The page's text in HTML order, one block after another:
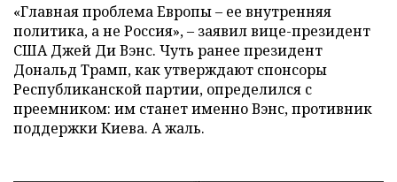
«Главная проблема Европы – ее внутренняя
политика, а не Россия», – заявил вице-президент
США Джей Ди Вэнс. Чуть ранее президент
Дональд Трамп, как утверждают спонсоры
Республиканской партии, определился с
преемником: им станет именно Вэнс, противник
поддержки Киева. А жаль.